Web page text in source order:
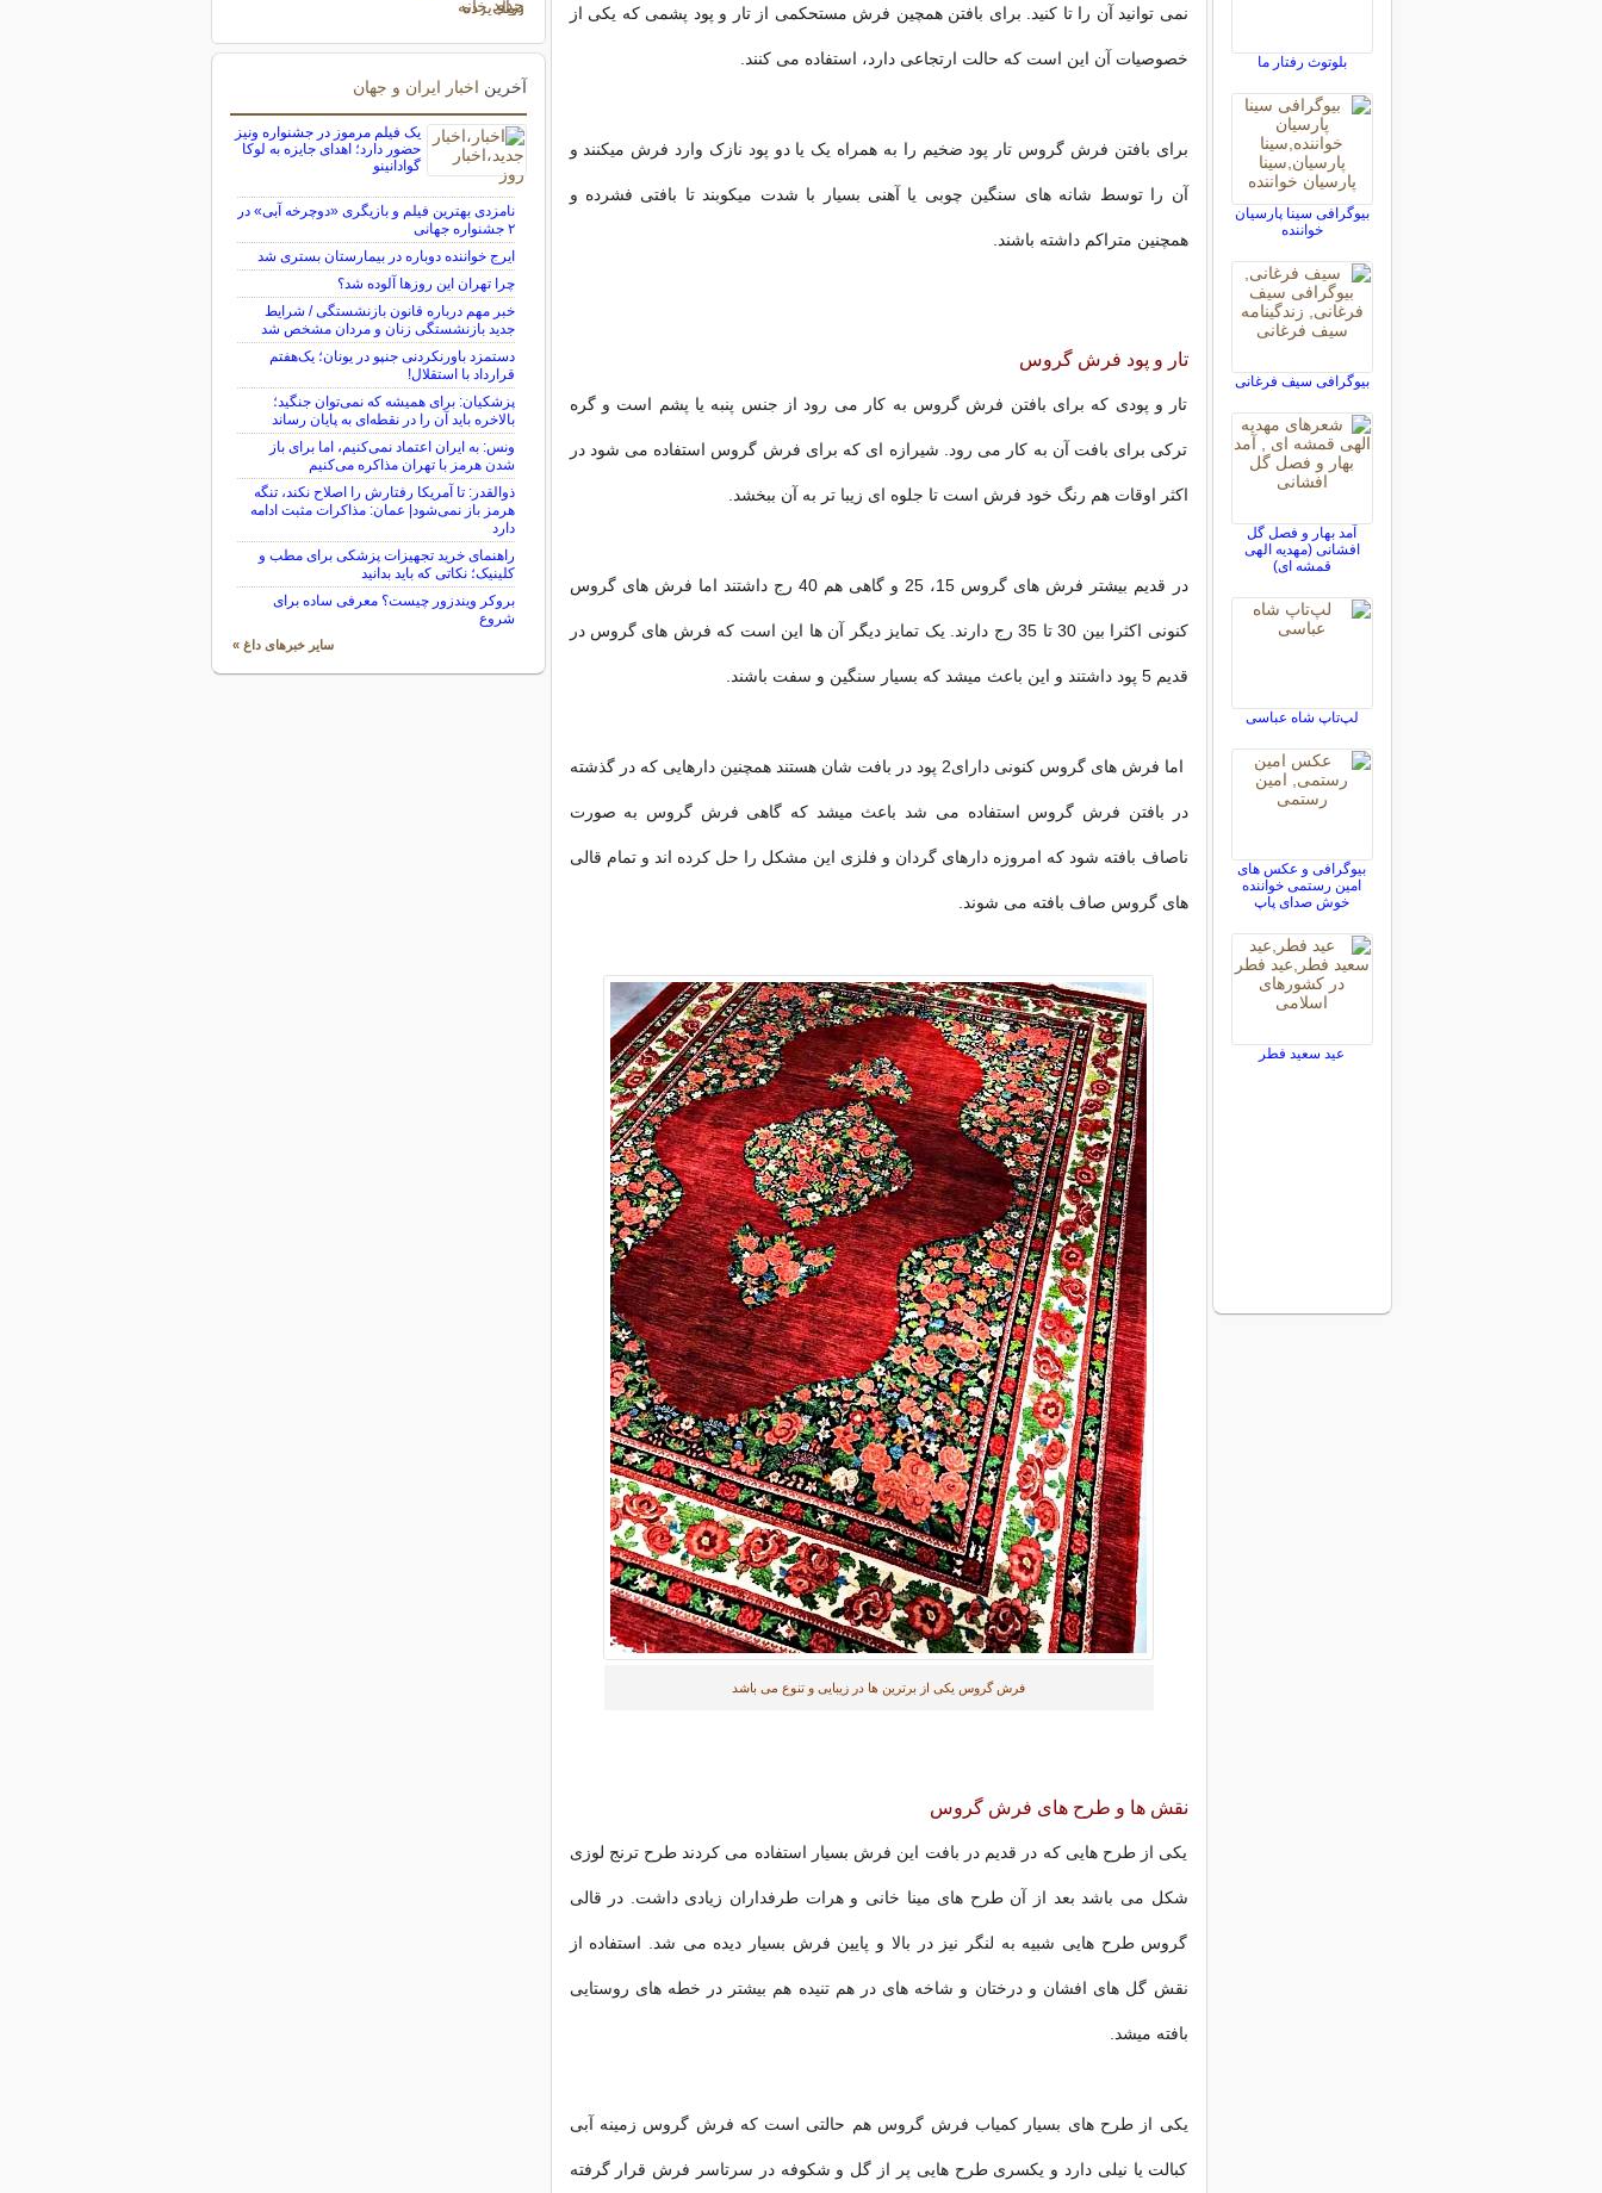
نمی توانید آن را تا کنید. برای بافتن همچین فرش مستحکمی از تار و پود پشمی که یکی از
خصوصیات آن این است که حالت ارتجاعی دارد، استفاده می کنند.
برای بافتن فرش گروس تار پود ضخیم را به همراه یک یا دو پود نازک وارد فرش میکنند و
آن را توسط شانه های سنگین چوبی یا آهنی بسیار با شدت میکوبند تا بافتی فشرده و
همچنین متراکم داشته باشند.
تار و پود فرش گروس
تار و پودی که برای بافتن فرش گروس به کار می رود از جنس پنبه یا پشم است و گره
ترکی برای بافت آن به کار می رود. شیرازه ای که برای فرش گروس استفاده می شود در
اکثر اوقات هم رنگ خود فرش است تا جلوه ای زیبا تر به آن ببخشد.
در قدیم بیشتر فرش های گروس 15، 25 و گاهی هم 40 رج داشتند اما فرش های گروس
کنونی اکثرا بین 30 تا 35 رج دارند. یک تمایز دیگر آن ها این است که فرش های گروس در
قدیم 5 پود داشتند و این باعث میشد که بسیار سنگین و سفت باشند.
اما فرش های گروس کنونی دارای2 پود در بافت شان هستند همچنین دارهایی که در گذشته
در بافتن فرش گروس استفاده می شد باعث میشد که گاهی فرش گروس به صورت
ناصاف بافته شود که امروزه دارهای گردان و فلزی این مشکل را حل کرده اند و تمام قالی
های گروس صاف بافته می شوند.
فرش گروس یکی از برترین ها در زیبایی و تنوع می باشد
نقش ها و طرح های فرش گروس
یکی از طرح هایی که در قدیم در بافت این فرش بسیار استفاده می کردند طرح ترنج لوزی
شکل می باشد بعد از آن طرح های مینا خانی و هرات طرفداران زیادی داشت. در قالی
گروس طرح هایی شبیه به لنگر نیز در بالا و پایین فرش بسیار دیده می شد. استفاده از
نقش گل های افشان و درختان و شاخه های در هم تنیده هم بیشتر در خطه های روستایی
بافته میشد.
یکی از طرح های بسیار کمیاب فرش گروس هم حالتی است که فرش گروس زمینه آبی
کبالت یا نیلی دارد و یکسری طرح هایی پر از گل و شکوفه در سرتاسر فرش قرار گرفته
بلوتوث رفتار ما
بیوگرافی سینا پارسیان
خواننده
بیوگرافی سیف فرغانی
آمد بهار و فصل گل
افشانی (مهدیه الهی
قمشه ای)
لپ‌تاپ شاه عباسی
بیوگرافی و عکس های
امین رستمی خواننده
خوش صدای پاپ
عید سعید فطر
آخرین اخبار ایران و جهان
یک فیلم مرموز در جشنواره ونیز
حضور دارد؛ اهدای جایزه به لوکا
گوادانینو
نامزدی بهترین فیلم و بازیگری «دوچرخه آبی» در
۲ جشنواره جهانی
ایرج خواننده دوباره در بیمارستان بستری شد
چرا تهران این روزها آلوده شد؟
خبر مهم درباره قانون بازنشستگی / شرایط
جدید بازنشستگی زنان و مردان مشخص شد
دستمزد باورنکردنی جنپو در یونان؛ یک‌هفتم
قرارداد با استقلال!
پزشکیان: برای همیشه که نمی‌توان جنگید؛
بالاخره باید آن را در نقطه‌ای به پایان رساند
ونس: به ایران اعتماد نمی‌کنیم، اما برای باز
شدن هرمز با تهران مذاکره می‌کنیم
ذوالقدر: تا آمریکا رفتارش را اصلاح نکند، تنگه
هرمز باز نمی‌شود| عمان: مذاکرات مثبت ادامه
دارد
راهنمای خرید تجهیزات پزشکی برای مطب و
کلینیک؛ نکاتی که باید بدانید
بروکر ویندزور چیست؟ معرفی ساده برای
شروع
سایر خبرهای داغ »